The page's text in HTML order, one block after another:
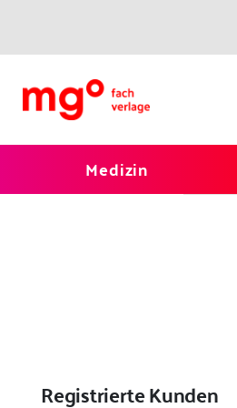
Medizin
Registrierte Kunden